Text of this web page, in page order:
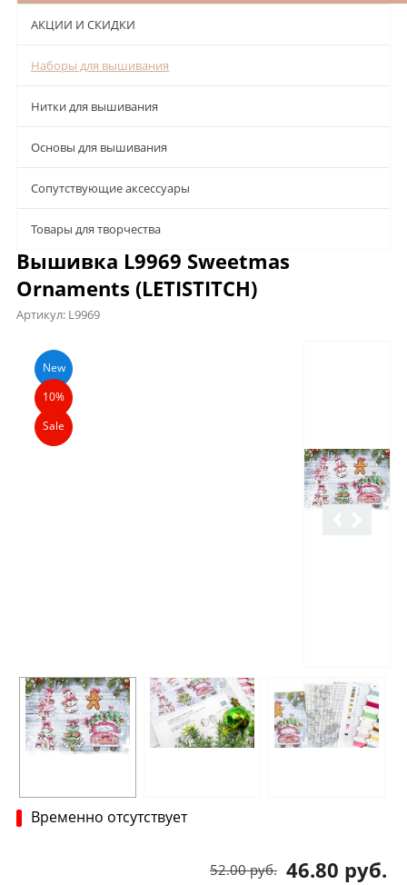
АКЦИИ И СКИДКИ
Наборы для вышивания
Нитки для вышивания
Основы для вышивания
Сопутствующие аксессуары
Товары для творчества
Вышивка L9969 Sweetmas
Ornaments (LETISTITCH)
Артикул: L9969
Описание
New
10%
Sale
Временно отсутствует
46.80 руб.
52.00 руб.